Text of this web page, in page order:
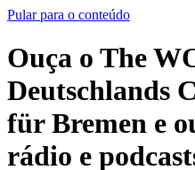
Pular para o conteúdo
Ouça o The
Deutschlands
für Bremen e
rádio e